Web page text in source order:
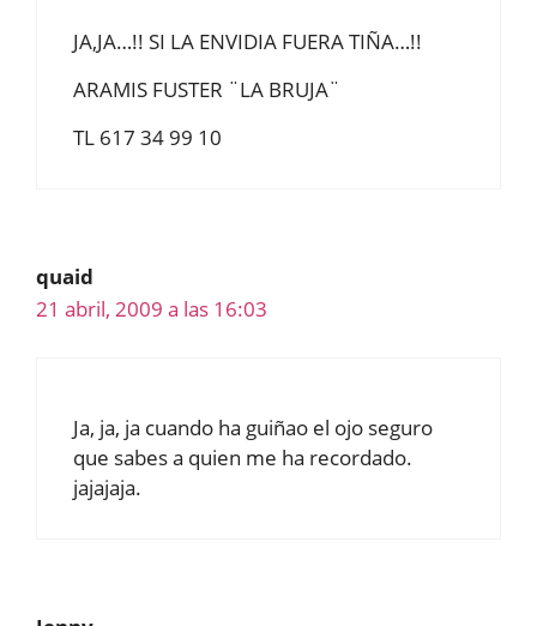
JA,JA…!! SI LA ENVIDIA FUERA TIÑA…!!
ARAMIS FUSTER ¨LA BRUJA¨
TL 617 34 99 10
quaid
21 abril, 2009 a las 16:03
Ja, ja, ja cuando ha guiñao el ojo seguro
que sabes a quien me ha recordado.
jajajaja.